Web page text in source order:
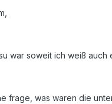
war soweit ich weiß auch
frage, was waren die